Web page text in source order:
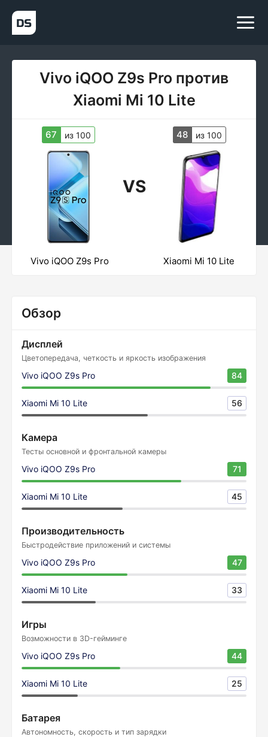
Vivo iQOO Z9s Pro против
Xiaomi Mi 10 Lite
67 из 100
VS
48 из 100
Vivo iQOO Z9s Pro Xiaomi Mi 10 Lite
Обзор
Дисплей
Цветопередача, четкость и яркость изображения
Vivo iQOO Z9s Pro 84
Xiaomi Mi 10 Lite 56
Камера
Тесты основной и фронтальной камеры
Vivo iQOO Z9s Pro 71
Xiaomi Mi 10 Lite 45
Производительность
Быстродействие приложений и системы
Vivo iQOO Z9s Pro 47
Xiaomi Mi 10 Lite 33
Игры
Возможности в 3D-гейминге
Vivo iQOO Z9s Pro 44
Xiaomi Mi 10 Lite 25
Батарея
Автономность, скорость и тип зарядки